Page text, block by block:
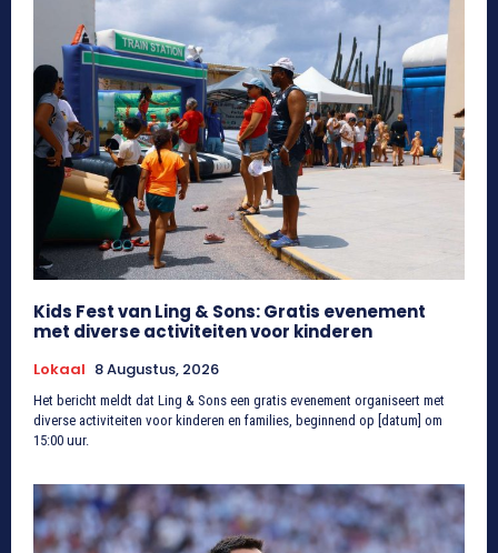
Kids Fest van Ling & Sons: Gratis evenement
met diverse activiteiten voor kinderen
Lokaal 8 Augustus, 2026
Het bericht meldt dat Ling & Sons een gratis evenement organiseert met
diverse activiteiten voor kinderen en families, beginnend op [datum] om
15:00 uur.